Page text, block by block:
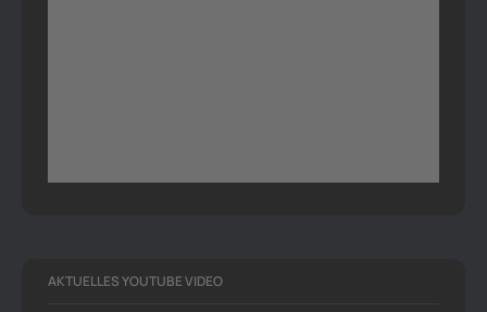
AKTUELLES YOUTUBE VIDEO